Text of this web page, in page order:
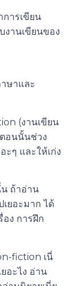
ารเขียน
งานเขียนของ
ษาและ
(งานเขียน
อนนั้นช่วง
ะๆ และให้เก่ง
ถ้าอ่าน
ยอะมาก ได้
อง การฝึก
fiction เนี่
อะไง อ่าน